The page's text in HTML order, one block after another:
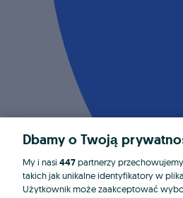
Dbamy o Twoją
My i nasi 447partnerzy
takich jak unikalne identyfikatory w
Użytkownik może zaakceptować